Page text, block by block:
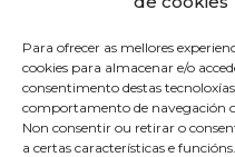
Para ofrecer as mellores
cookies para almacenar e/o
consentimento destas
comportamento de navegación
Non consentir ou retirar o
a certas características e funcións.